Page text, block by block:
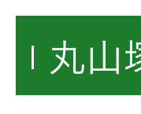
丸山